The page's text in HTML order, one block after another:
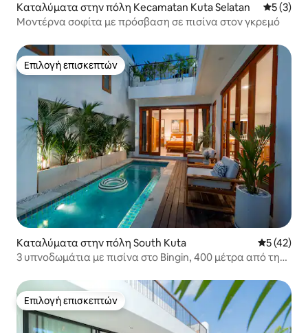
Καταλύματα στην πόλη Kecamatan Kuta Selatan Μέση
5 (3)
Μοντέρνα σοφίτα με πρόσβαση σε πισίνα στον γκρεμό
Επιλογή επισκεπτών
Επιλογή επισκεπτών
Καταλύματα στην πόλη South Kuta Μέση
5 (42)
3 υπνοδωμάτια με πισίνα στο Bingin, 400 μέτρα από την
Επιλογή επισκεπτών
Επιλογή επισκεπτών